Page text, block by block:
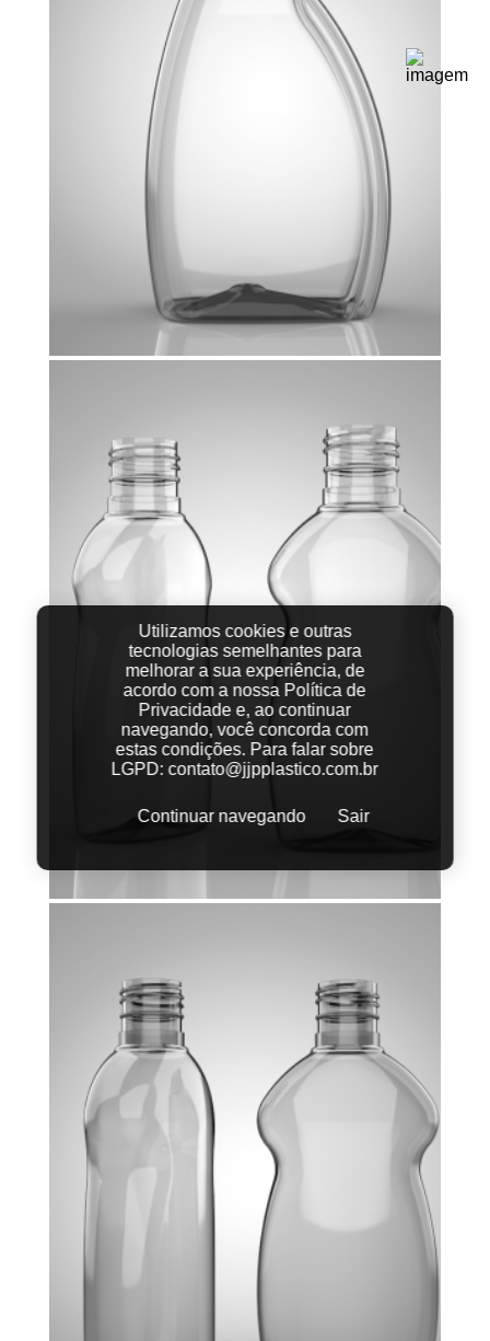
Utilizamos cookies e outras
tecnologias semelhantes para
melhorar a sua experiência, de
acordo com a nossa Política de
Privacidade e, ao continuar
navegando, você concorda com
estas condições. Para falar sobre
LGPD:contato@jjpplastico.com.br
Continuar navegando Sair